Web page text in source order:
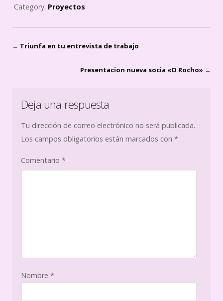
Category: Proyectos
← Triunfa en tu entrevista de trabajo
Presentacion nueva socia «O Rocho» →
Deja una respuesta
Tu dirección de correo electrónico no será publicada.
Los campos obligatorios están marcados con *
Comentario *
Nombre *